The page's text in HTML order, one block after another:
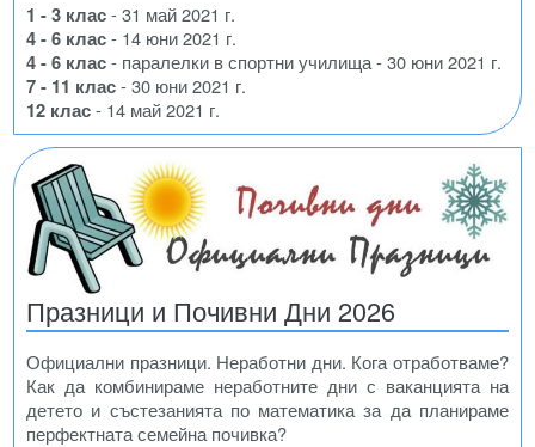
1 - 3 клас- 31 май 2021 г.
4 - 6 клас- 14 юни 2021 г.
4 - 6 клас- паралелки в спортни училища - 30 юни 2021 г.
7 - 11 клас- 30 юни 2021 г.
12 клас- 14 май 2021 г.
Празници и Почивни Дни 2026
Официални празници. Неработни дни. Кога отработваме?
Как да комбинираме неработните дни с ваканцията на
детето и състезанията по математика за да планираме
перфектната семейна почивка?